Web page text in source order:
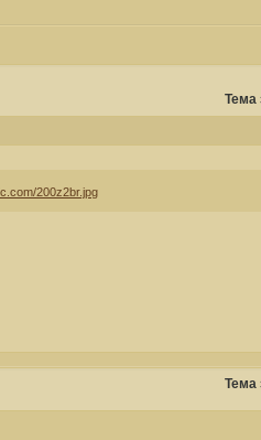
Тема
Тема